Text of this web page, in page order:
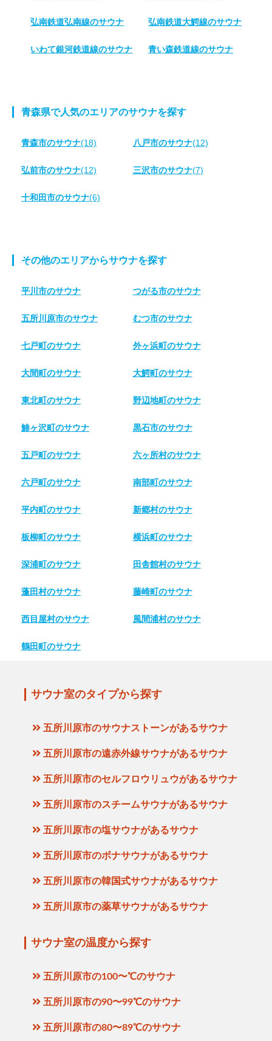
弘南鉄道弘南線のサウナ 弘南鉄道大鰐線のサウナ
いわて銀河鉄道線のサウナ 青い森鉄道線のサウナ
青森県で人気のエリアのサウナを探す
青森市のサウナ(18) 八戸市のサウナ(12)
弘前市のサウナ(12) 三沢市のサウナ(7)
十和田市のサウナ(6)
その他のエリアからサウナを探す
平川市のサウナ つがる市のサウナ
五所川原市のサウナ むつ市のサウナ
七戸町のサウナ 外ヶ浜町のサウナ
大間町のサウナ 大鰐町のサウナ
東北町のサウナ 野辺地町のサウナ
鯵ヶ沢町のサウナ 黒石市のサウナ
五戸町のサウナ 六ヶ所村のサウナ
六戸町のサウナ 南部町のサウナ
平内町のサウナ 新郷村のサウナ
板柳町のサウナ 横浜町のサウナ
深浦町のサウナ 田舎館村のサウナ
蓬田村のサウナ 藤崎町のサウナ
西目屋村のサウナ 風間浦村のサウナ
鶴田町のサウナ
サウナ室のタイプから探す
五所川原市のサウナストーンがあるサウナ
五所川原市の遠赤外線サウナがあるサウナ
五所川原市のセルフロウリュウがあるサウナ
五所川原市のスチームサウナがあるサウナ
五所川原市の塩サウナがあるサウナ
五所川原市のボナサウナがあるサウナ
五所川原市の韓国式サウナがあるサウナ
五所川原市の薬草サウナがあるサウナ
サウナ室の温度から探す
五所川原市の100〜℃のサウナ
五所川原市の90〜99℃のサウナ
五所川原市の80〜89℃のサウナ